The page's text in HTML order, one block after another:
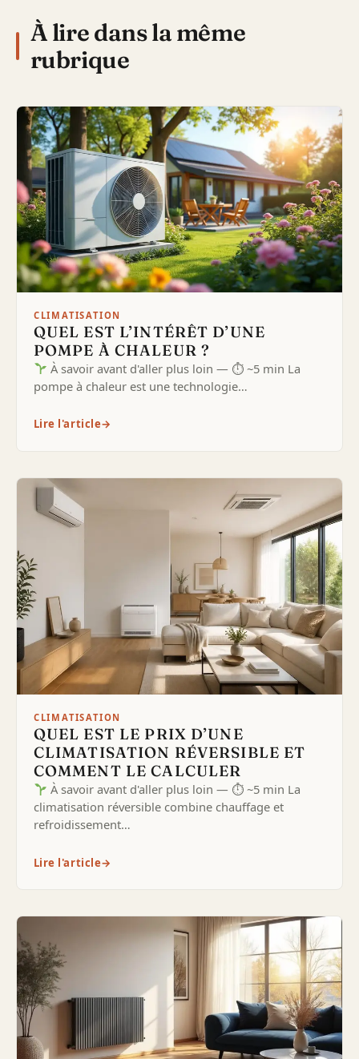
À lire dans la même
rubrique
CLIMATISATION
QUEL EST L’INTÉRÊT D’UNE
POMPE À CHALEUR ?
À savoir avant d'aller plus loin — ⏱ ~5 min La
pompe à chaleur est une technologie…
Lire l'article→
CLIMATISATION
QUEL EST LE PRIX D’UNE
CLIMATISATION RÉVERSIBLE ET
COMMENT LE CALCULER
À savoir avant d'aller plus loin — ⏱ ~5 min La
climatisation réversible combine chauffage et
refroidissement…
Lire l'article→